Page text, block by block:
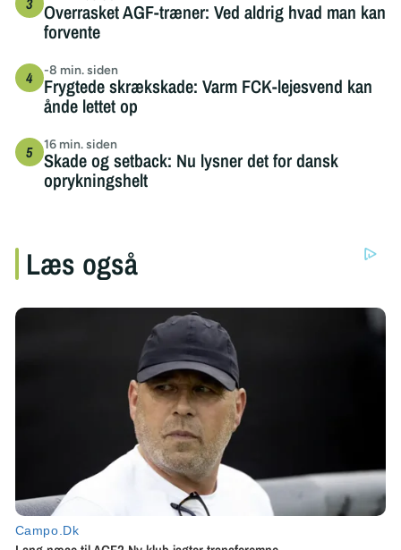
Overrasket AGF-træner: Ved aldrig hvad man kan
forvente
-8 min. siden
Frygtede skrækskade: Varm FCK-lejesvend kan
ånde lettet op
16 min. siden
Skade og setback: Nu lysner det for dansk
oprykningshelt